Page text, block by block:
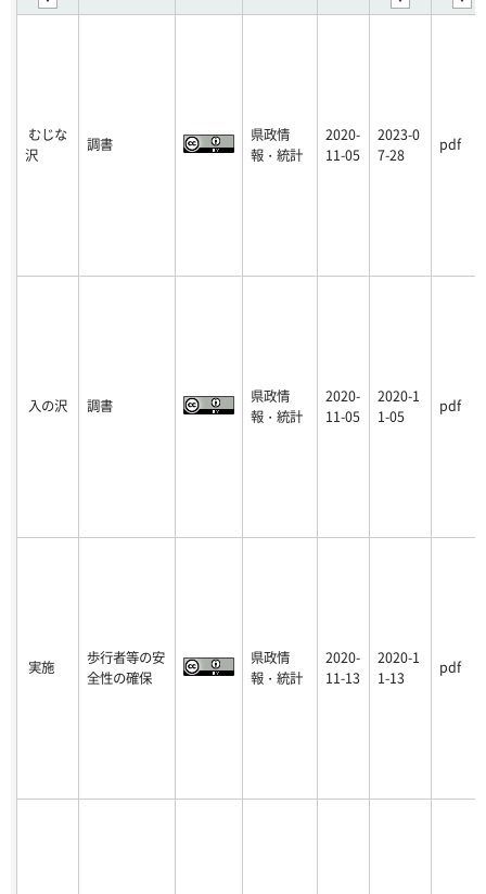
むじな
沢
調書
県政情
報・統計
2020-
11-05
2023-0
7-28
pdf
入の沢 調書
県政情
報・統計
2020-
11-05
2020-1
1-05
pdf
実施
歩行者等の安
全性の確保
県政情
報・統計
2020-
11-13
2020-1
1-13
pdf